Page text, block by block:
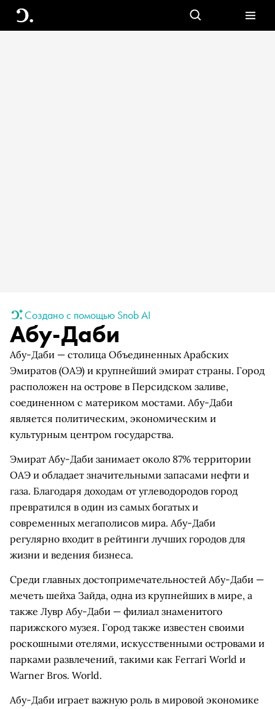
Создано с помощью Snob AI
Абу-Даби
Абу-Даби — столица Объединенных Арабских
Эмиратов (ОАЭ) и крупнейший эмират страны. Город
расположен на острове в Персидском заливе,
соединенном с материком мостами. Абу-Даби
является политическим, экономическим и
культурным центром государства.
Эмират Абу-Даби занимает около 87% территории
ОАЭ и обладает значительными запасами нефти и
газа. Благодаря доходам от углеводородов город
превратился в один из самых богатых и
современных мегаполисов мира. Абу-Даби
регулярно входит в рейтинги лучших городов для
жизни и ведения бизнеса.
Среди главных достопримечательностей Абу-Даби —
мечеть шейха Зайда, одна из крупнейших в мире, а
также Лувр Абу-Даби — филиал знаменитого
парижского музея. Город также известен своими
роскошными отелями, искусственными островами и
парками развлечений, такими как Ferrari World и
Warner Bros. World.
Абу-Даби играет важную роль в мировой экономике